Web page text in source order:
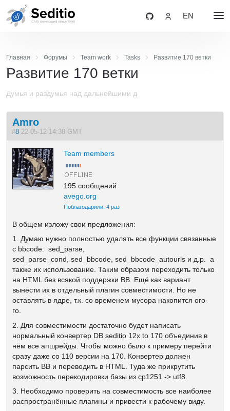
EN
Главная Форумы Team work Tasks Развитие 170 ветки
Развитие 170 ветки
Думья и раздумья над дальнейшими д
Amro
#8 22-05-12 14:38 GMT
Team members
195 сообщений
avego.org
Поблагодарили: 4 раз
В общем изложу свои предложения:
1. Думаю нужно полностью удалять все функции связанные
с bbcode: sed_parse,
sed_parse_cond, sed_bbcode, sed_bbcode_autourls и д.р. а
также их использование. Таким образом переходить только
на HTML без всякой поддержки BB. Ещё как вариант
вынести их в отдельный плагин совместимости. Но не
оставлять в ядре, т.к. со временем мусора накопится ого-
го.
2. Для совместимости достаточно будет написать
нормальный конвертер DB seditio 12x to 170 объединив в
нём все апшрейды. Чтобы можно было к примеру перейти
сразу даже со 110 версии на 170. Конвертер должен
парсить BB и переводить в HTML. Туда же прикрутить
возможность перекодировки базы из cp1251 -> utf8.
3. Необходимо проверить на совместимость все наиболее
распространённые плагины и привести к рабочему виду.